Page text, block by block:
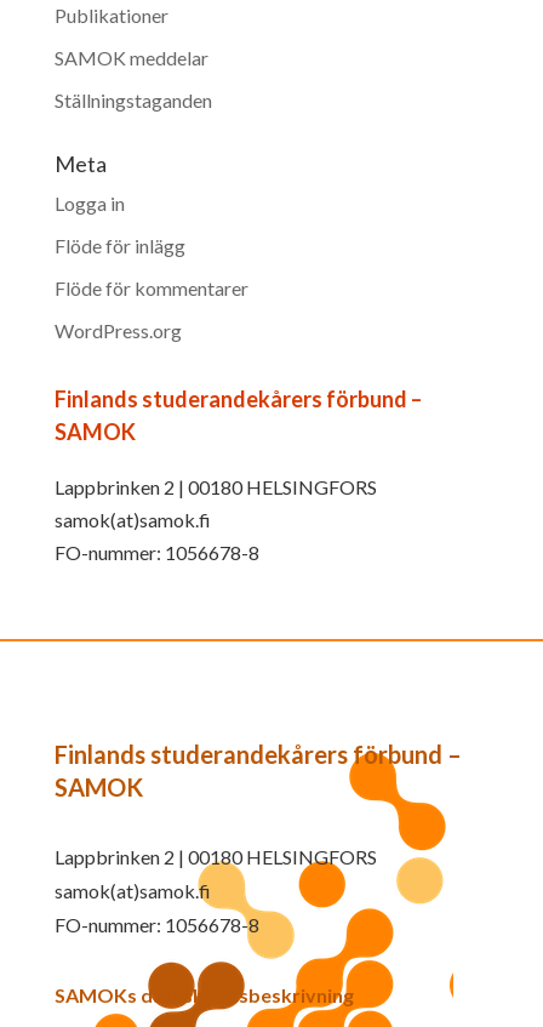
Publikationer
SAMOK meddelar
Ställningstaganden
Meta
Logga in
Flöde för inlägg
Flöde för kommentarer
WordPress.org
Finlands studerandekårers förbund –
SAMOK
Lappbrinken 2 | 00180 HELSINGFORS
samok(at)samok.fi
FO-nummer: 1056678-8
Finlands studerandekårers förbund –
SAMOK
Lappbrinken 2 | 00180 HELSINGFORS
samok(at)samok.fi
FO-nummer: 1056678-8
SAMOKs dataskyddsbeskrivning